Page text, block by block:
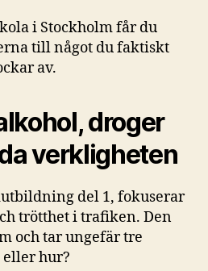
i Stockholm får du
till något du faktiskt
av.
droger
verkligheten
del 1, fokuserar
trötthet i trafiken. Den
och tar ungefär tre
hur?